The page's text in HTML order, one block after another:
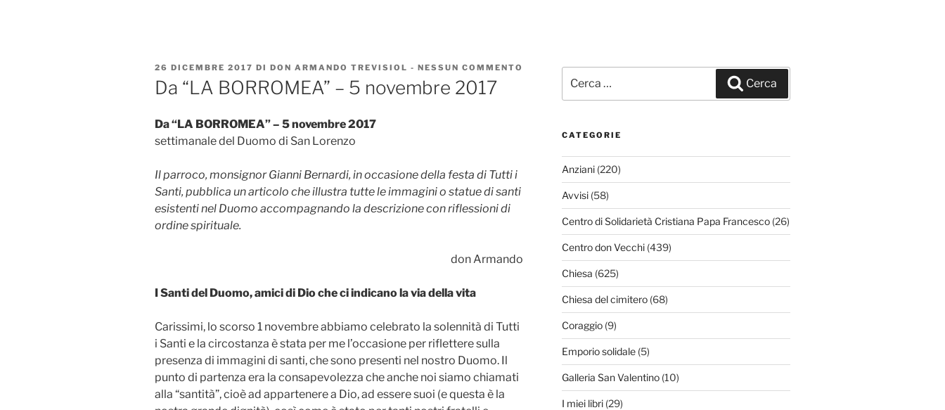
PUBBLICATO
IL
26 DICEMBRE 2017 DI DON ARMANDO TREVISIOL - NESSUN COMMENTO
BORROMEA”
NOVEMBRE
Da “LA BORROMEA” – 5 novembre 2017
Da “LA BORROMEA” – 5 novembre 2017
settimanale del Duomo di San Lorenzo
Il parroco, monsignor Gianni Bernardi, in occasione della festa di Tutti i
Santi, pubblica un articolo che illustra tutte le immagini o statue di santi
esistenti nel Duomo accompagnando la descrizione con riflessioni di
ordine spirituale.
don Armando
I Santi del Duomo, amici di Dio che ci indicano la via della vita
Carissimi, lo scorso 1 novembre abbiamo celebrato la solennità di Tutti
i Santi e la circostanza è stata per me l’occasione per riflettere sulla
presenza di immagini di santi, che sono presenti nel nostro Duomo. Il
punto di partenza era la consapevolezza che anche noi siamo chiamati
alla “santità”, cioè ad appartenere a Dio, ad essere suoi (e questa è la
Cerca
CATEGORIE
Anziani(220)
Avvisi(58)
Centro di Solidarietà Cristiana Papa Francesco(26)
Centro don Vecchi(439)
Chiesa (625)
Chiesa del cimitero(68)
Coraggio(9)
Emporio solidale(5)
Galleria San Valentino(10)
I miei libri(29)